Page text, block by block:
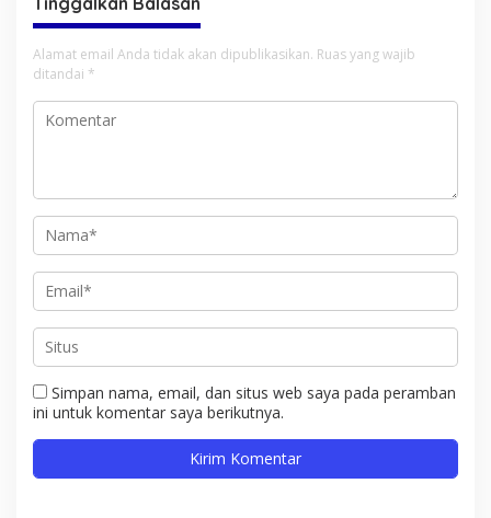
Alamat email Anda tidak akan dipublikasikan. Ruas yang wajib
ditandai *
Simpan nama, email, dan situs web saya pada peramban
ini untuk komentar saya berikutnya.